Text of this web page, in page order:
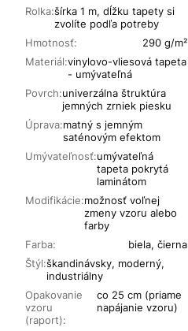
Rolka:šírka 1 m, dĺžku tapety si
zvolíte podľa potreby
Materiál:vinylovo-vliesová tapeta
- umývateľná
Povrch:univerzálna štruktúra
jemných zrniek piesku
Úprava:matný s jemným
saténovým efektom
Umývateľnosť:umývateľná
tapeta pokrytá
laminátom
Modifikácie:možnosť voľnej
zmeny vzoru alebo
farby
Farba:
biela, čierna
Opakovanie
vzoru
(raport):
co 25 cm (priame
napájanie vzoru)
Hmotnosť: 290 g/m²
Štýl:škandinávsky, moderný,
industriálny